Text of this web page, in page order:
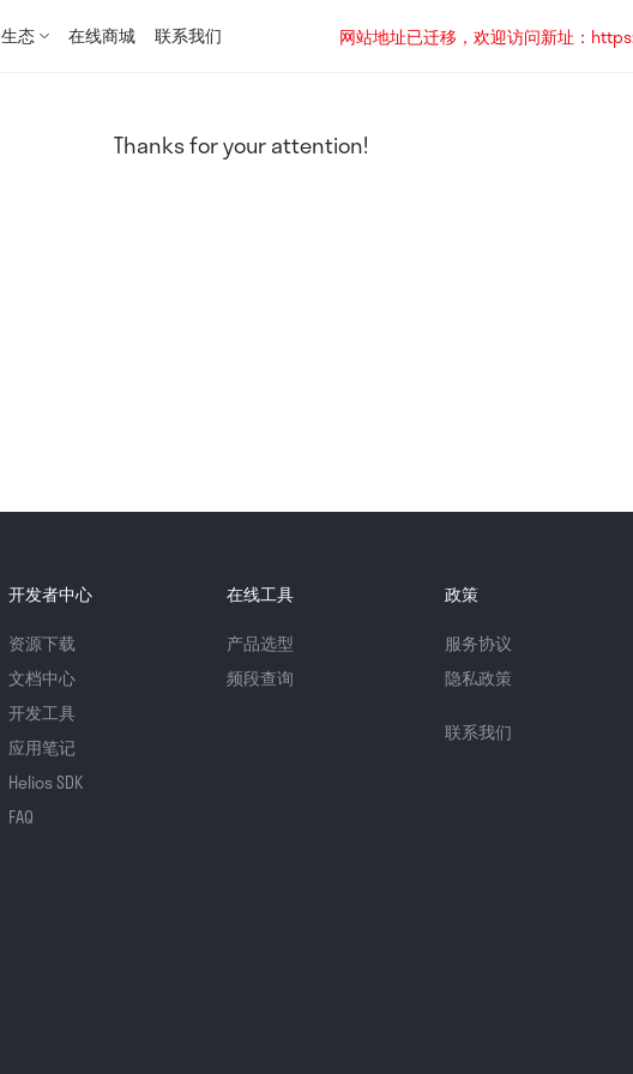
生态 在线商城 联系我们
网站地址已迁移，欢迎访问新址：
Thanks for your attention!
开发者中心
资源下载
文档中心
开发工具
应用笔记
Helios SDK
FAQ
在线工具
产品选型
频段查询
政策
服务协议
隐私政策
联系我们